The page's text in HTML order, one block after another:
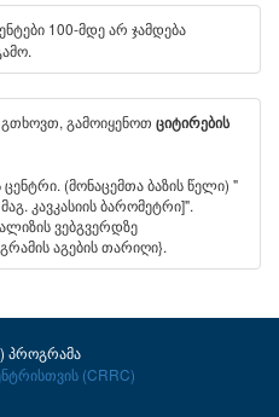
100-მდე არ ჯამდება
გთხოვთ, გამოიყენოთ ციტირების
(მონაცემთა ბაზის წელი) "
კავკასიის ბარომეტრი]".
ვებგვერდზე
აგების თარიღი}.
პროგრამა
(CRRC)